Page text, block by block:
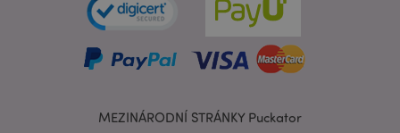
MEZINÁRODNÍ STRÁNKY Puckator